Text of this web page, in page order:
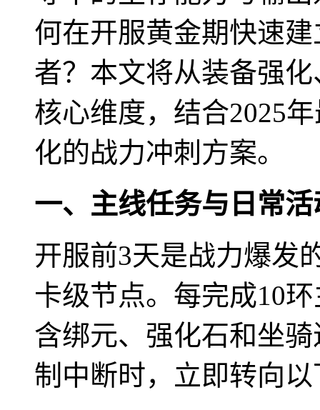
何在开服黄金期快速
者？本文将从装备强
核心维度，结合2025
化的战力冲刺方案。
一、主线任务与日常
开服前3天是战力爆发
卡级节点。每完成10
含绑元、强化石和坐
制中断时，立即转向